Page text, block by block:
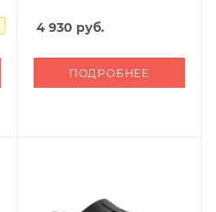
4 930 руб.
ПОДРОБНЕЕ